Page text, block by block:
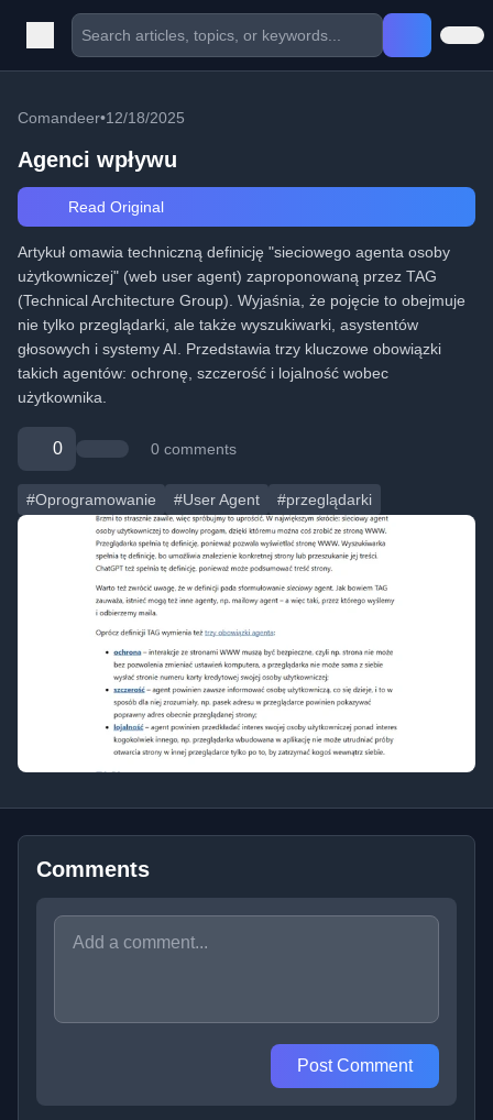
Comandeer•12/18/2025
Agenci wpływu
Read Original
Artykuł omawia techniczną definicję "sieciowego agenta osoby
użytkowniczej" (web user agent) zaproponowaną przez TAG
(Technical Architecture Group). Wyjaśnia, że pojęcie to obejmuje
nie tylko przeglądarki, ale także wyszukiwarki, asystentów
głosowych i systemy AI. Przedstawia trzy kluczowe obowiązki
takich agentów: ochronę, szczerość i lojalność wobec
użytkownika.
0 0 comments
#Oprogramowanie #User Agent #przeglądarki
Comments
Post Comment